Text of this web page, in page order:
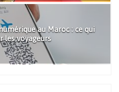
au Maroc : ce qui
les voyageurs